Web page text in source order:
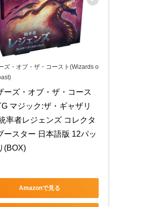
ズ・オブ・ザ・コースト(Wizards o
ーズ・オブ・ザ・コース
マジック:ザ・ギャザリ
率者レジェンズ コレクタ
ースター 日本語版 12パッ
(BOX)
Amazonで見る